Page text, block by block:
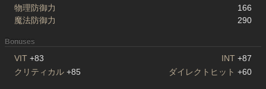
物理防御力
166
魔法防御力
290
Bonuses
VIT +83 INT +87
クリティカル +85 ダイレクトヒット +60